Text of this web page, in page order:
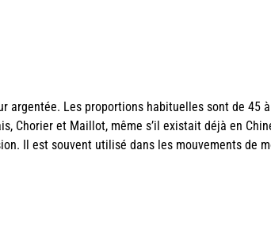
Les proportions habituelles sont de 45
Chorier et Maillot, même s’il existait déjà en
Il est souvent utilisé dans les mouvements de